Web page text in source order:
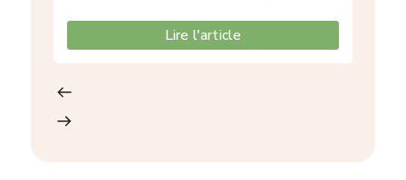
Lire l'article